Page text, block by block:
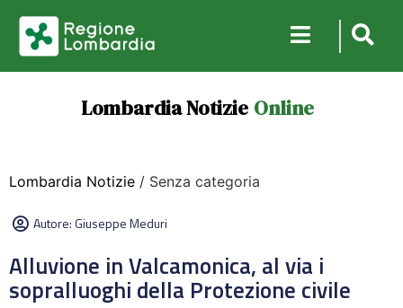
Lombardia Notizie Online
Lombardia Notizie / Senza categoria
Autore:Giuseppe Meduri
Alluvione in Valcamonica, al via i
sopralluoghi della Protezione civile